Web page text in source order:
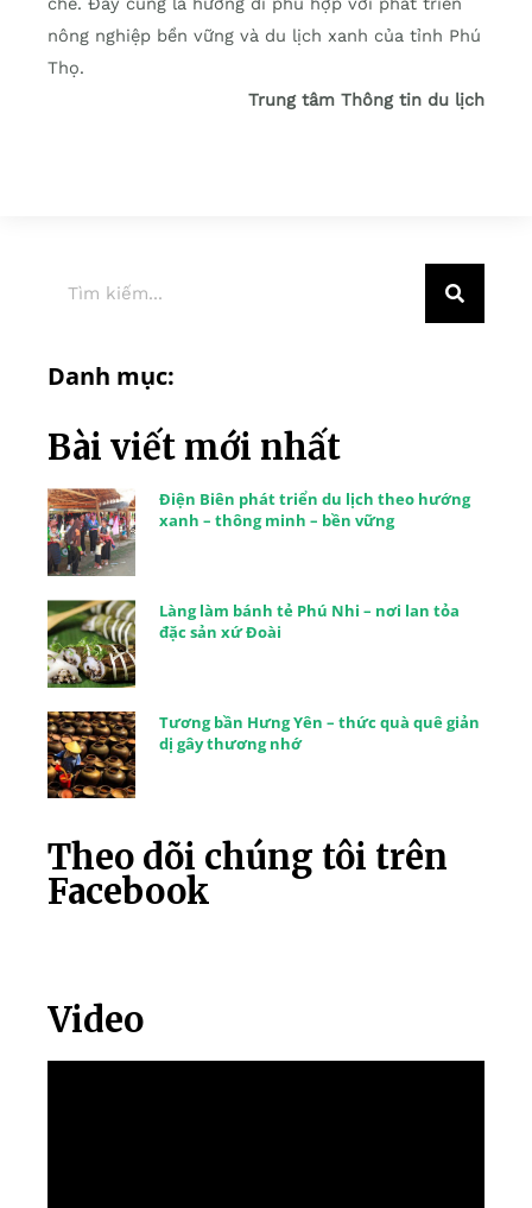
nông nghiệp bền vững và du lịch xanh của tỉnh Phú
Thọ.
Trung tâm Thông tin du lịch
Danh mục:
Bài viết mới nhất
Điện Biên phát triển du lịch theo hướng
xanh – thông minh – bền vững
Làng làm bánh tẻ Phú Nhi – nơi lan tỏa
đặc sản xứ Đoài
Tương bần Hưng Yên – thức quà quê giản
dị gây thương nhớ
Theo dõi chúng tôi trên
Facebook
Video